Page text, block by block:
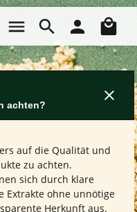
achten?
auf die Qualität und
zu achten.
sich durch klare
Extrakte ohne unnötige
Herkunft aus.